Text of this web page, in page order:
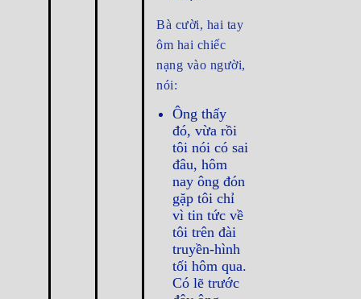
Bà cười, hai tay
ôm hai chiếc
nạng vào người,
nói:
Ông thấy
đó, vừa rồi
tôi nói có sai
đâu, hôm
nay ông đón
gặp tôi chỉ
vì tin tức về
tôi trên đài
truyền-hình
tối hôm qua.
Có lẽ trước